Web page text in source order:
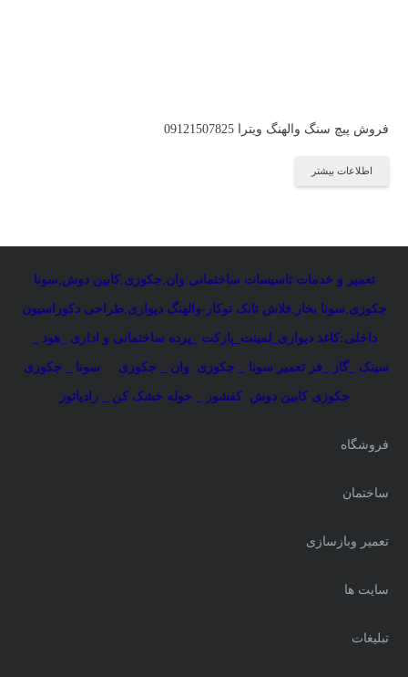
فروش پیچ سنگ والهنگ ویترا 09121507825
اطلاعات بیشتر
تعمیر و خدمات تاسیسات ساختمانی:وان جکوزی ,کابین دوش سونا
جکوزی سونا بخار فلاش تانک توکار-والهنگ دیواری ,طراحی دکوراسیون
داخلی:کاغذ دیواری_لمینت_پارکت _پرده ساختمانی و اداری _هود _
سینک _گاز _فر تعمیر سونا _ جکوزی وان _ جکوزی سونا _ جکوزی
جکوزی کابین دوش کفشور _ حوله خشک کن _ رادیاتور
فروشگاه
ساختمان
تعمیر وبازسازی
سایت ها
تبلیغات